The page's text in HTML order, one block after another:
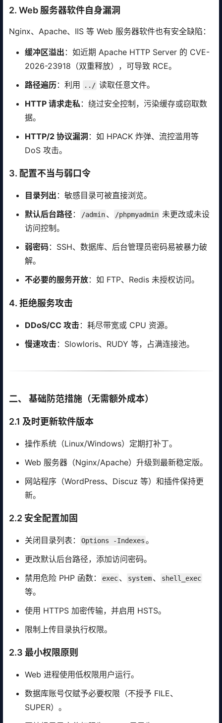
2. Web 服务器软件自身漏洞
Nginx、Apache、IIS 等 Web 服务器软件也有安全缺陷：
缓冲区溢出 ：如近期 Apache HTTP Server 的 CVE-
2026-23918（双重释放），可导致 RCE。
路径遍历：利用 ../ 读取任意文件。
HTTP 请求走私：绕过安全控制，污染缓存或窃取数
据。
HTTP/2 协议漏洞 ：如 HPACK 炸弹、流控滥用等
DoS 攻击。
3. 配置不当与弱口令
目录列出 ：敏感目录可被直接浏览。
默认后台路径： /admin、 /phpmyadmin 未更改或未设
访问控制。
弱密码：SSH、数据库、后台管理员密码易被暴力破
解。
不必要的服务开放：如 FTP、Redis 未授权访问。
4. 拒绝服务攻击
DDoS/CC 攻击：耗尽带宽或 CPU 资源。
慢速攻击：Slowloris、RUDY 等，占满连接池。
二、 基础防范措施（无需额外成本）
2.1 及时更新软件版本
操作系统（Linux/Windows）定期打补丁。
Web 服务器（Nginx/Apache）升级到最新稳定版。
网站程序（WordPress、Discuz 等）和插件保持更
新。
2.2 安全配置加固
关闭目录列表： Options -Indexes。
更改默认后台路径，添加访问密码。
禁用危险 PHP 函数：
exec、 system、 shell_exec
等。
使用 HTTPS 加密传输，并启用 HSTS。
限制上传目录执行权限。
2.3 最小权限原则
Web 进程使用低权限用户运行。
数据库账号仅赋予必要权限（不授予 FILE、
SUPER）。